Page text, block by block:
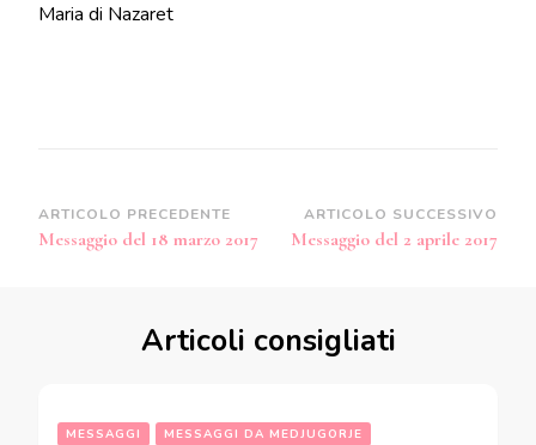
Maria di Nazaret
Navigazione
articoli
ARTICOLO PRECEDENTE
Messaggio del 18 marzo 2017
ARTICOLO SUCCESSIVO
Messaggio del 2 aprile 2017
Articoli consigliati
MESSAGGI
MESSAGGI DA MEDJUGORJE